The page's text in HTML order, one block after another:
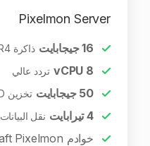
Pixelmon Server
16جيجابايت ذاكرة DDR4
8 تردد عالي
50 جيجابايت تخزين NVMe SSD
4تيرابايت نقل البيانات
خوادم Minecraft Pixelmon